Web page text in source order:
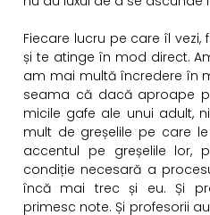
Fiecare lucru pe care îl
și te atinge în mod direct.
am mai multă încredere în
seama că dacă aproape
micile gafe ale unui adult,
mult de greșelile pe care
accentul pe greșelile lor,
condiție necesară a
încă mai trec și eu. Și
primesc note. Și profesorii